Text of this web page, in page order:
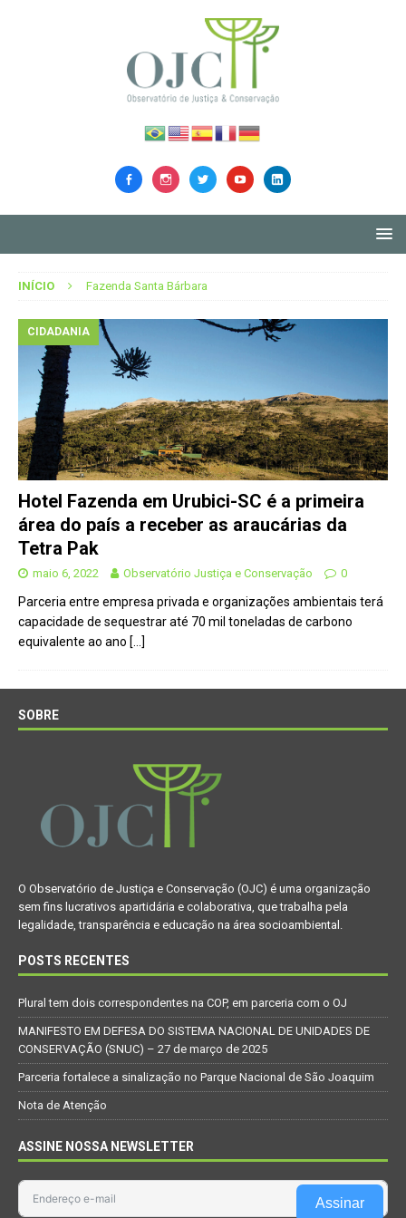
INÍCIO Fazenda Santa Bárbara
CIDADANIA
Hotel Fazenda em Urubici-SC é a primeira
área do país a receber as araucárias da
Tetra Pak
maio 6, 2022 Observatório Justiça e Conservação 0
Parceria entre empresa privada e organizações ambientais terá
capacidade de sequestrar até 70 mil toneladas de carbono
equivalente ao ano […]
SOBRE
O Observatório de Justiça e Conservação (OJC) é uma organização
sem fins lucrativos apartidária e colaborativa, que trabalha pela
legalidade, transparência e educação na área socioambiental.
POSTS RECENTES
Plural tem dois correspondentes na COP, em parceria com o OJ
MANIFESTO EM DEFESA DO SISTEMA NACIONAL DE UNIDADES DE
CONSERVAÇÃO (SNUC) – 27 de março de 2025
Parceria fortalece a sinalização no Parque Nacional de São Joaquim
Nota de Atenção
ASSINE NOSSA NEWSLETTER
Assinar